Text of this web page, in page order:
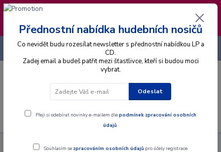
❣️ Od 4.8. do 13.8. čerpám dovolenou. Datum
expedice objednávek se posouvá na pátek
14.8.2026 🐋
Menu
CZK
+420 725 736 293
Alba Gramodesky
Francesco Petrarca - Sonety A Kanzóny
Přednostní nabídka hudebních nosičů
Co nevidět budu rozesílat newsletter s přednostní nabídkou LP a
CD.
Zadej email a budeš patřit mezi šťastlivce, kteří si budou moci
vybrat.
Odeslat
Přeji si odebírat novinky e-mailem dlepodmínek zpracování osobních
údajů.
Souhlasím se zpracováním osobních údajů pro účely registrace.